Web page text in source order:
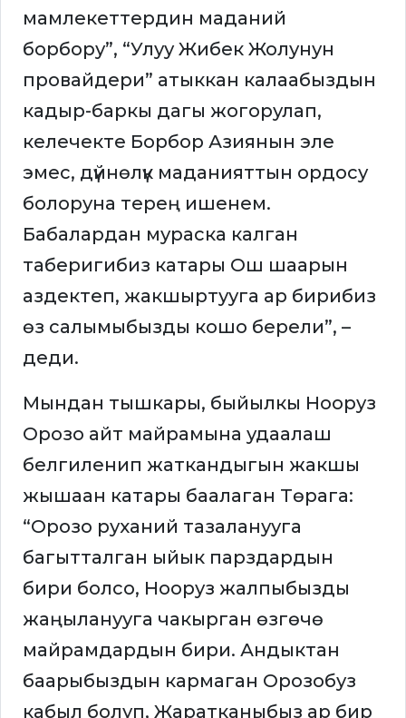
мамлекеттердин маданий
борбору”, “Улуу Жибек Жолунун
провайдери” атыккан калаабыздын
кадыр-баркы дагы жогорулап,
келечекте Борбор Азиянын эле
эмес, дүйнөлүк маданияттын ордосу
болоруна терең ишенем.
Бабалардан мураска калган
таберигибиз катары Ош шаарын
аздектеп, жакшыртууга ар бирибиз
өз салымыбызды кошо берели”, –
деди.
Мындан тышкары, быйылкы Нооруз
Орозо айт майрамына удаалаш
белгиленип жаткандыгын жакшы
жышаан катары баалаган Төрага:
“Орозо руханий тазаланууга
багытталган ыйык парздардын
бири болсо, Нооруз жалпыбызды
жаңыланууга чакырган өзгөчө
майрамдардын бири. Андыктан
баарыбыздын кармаган Орозобуз
кабыл болуп, Жаратканыбыз ар бир